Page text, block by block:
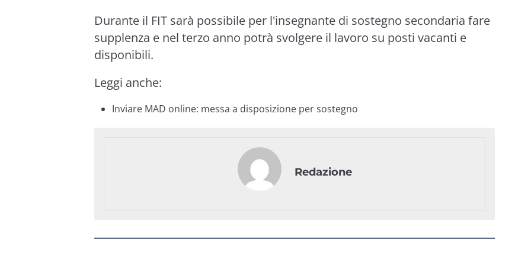
Durante il FIT sarà possibile per l'insegnante di sostegno secondaria fare
supplenza e nel terzo anno potrà svolgere il lavoro su posti vacanti e
disponibili.
Leggi anche:
Inviare MAD online: messa a disposizione per sostegno
Redazione